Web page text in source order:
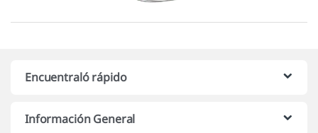
Encuentraló rápido
Información General